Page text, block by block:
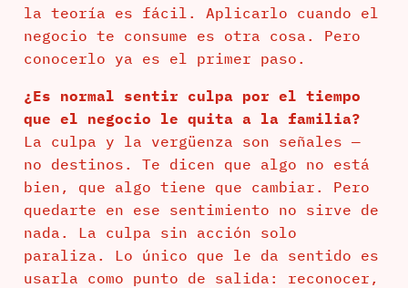
la teoría es fácil. Aplicarlo cuando el
negocio te consume es otra cosa. Pero
conocerlo ya es el primer paso.
¿Es normal sentir culpa por el tiempo
que el negocio le quita a la familia?
La culpa y la vergüenza son señales —
no destinos. Te dicen que algo no está
bien, que algo tiene que cambiar. Pero
quedarte en ese sentimiento no sirve de
nada. La culpa sin acción solo
paraliza. Lo único que le da sentido es
usarla como punto de salida: reconocer,